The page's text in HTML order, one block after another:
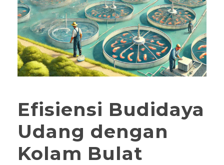
Efisiensi Budidaya
Udang dengan
Kolam Bulat